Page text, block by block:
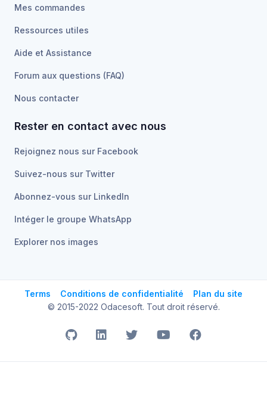
Mes commandes
Ressources utiles
Aide et Assistance
Forum aux questions (FAQ)
Nous contacter
Rester en contact avec nous
Rejoignez nous sur Facebook
Suivez-nous sur Twitter
Abonnez-vous sur LinkedIn
Intéger le groupe WhatsApp
Explorer nos images
Terms Conditions de confidentialité
Plan du site
© 2015-2022 Odacesoft. Tout droit réservé.